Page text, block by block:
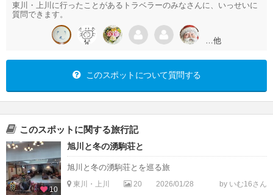
東川・上川に行ったことがあるトラベラーのみなさんに、いっせいに
質問できます。
…他
このスポットについて質問する
このスポットに関する旅行記
10
旭川と冬の湧駒荘と
旭川と冬の湧駒荘とを巡る旅
東川・上川 20 2026/01/28 by いむ16さん